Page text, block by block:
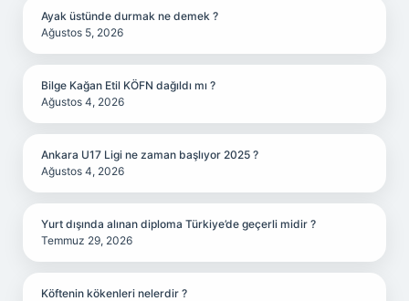
Ayak üstünde durmak ne demek ?
Ağustos 5, 2026
Bilge Kağan Etil KÖFN dağıldı mı ?
Ağustos 4, 2026
Ankara U17 Ligi ne zaman başlıyor 2025 ?
Ağustos 4, 2026
Yurt dışında alınan diploma Türkiye’de geçerli midir ?
Temmuz 29, 2026
Köftenin kökenleri nelerdir ?